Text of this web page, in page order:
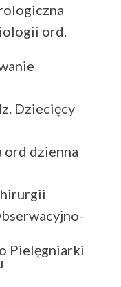
ord.
Dziecięcy
dzienna
Pielęgniarki